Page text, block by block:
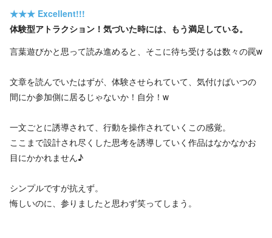
★★★ Excellent!!!
体験型アトラクション！気づいた時には、もう満足している。
言葉遊びかと思って読み進めると、そこに待ち受けるは数々の罠w
文章を読んでいたはずが、体験させられていて、気付けばいつの
間にか参加側に居るじゃないか！自分！w
一文ごとに誘導されて、行動を操作されていくこの感覚。
ここまで設計され尽くした思考を誘導していく作品はなかなかお
目にかかれません♪
シンプルですが抗えず。
悔しいのに、参りましたと思わず笑ってしまう。